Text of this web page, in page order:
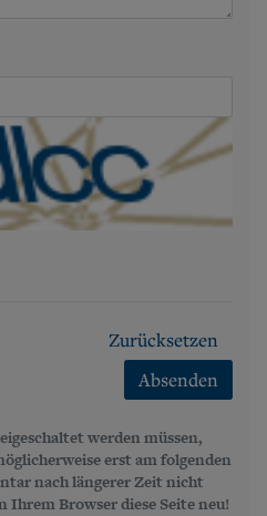
Zurücksetzen
Absenden
werden müssen,
erst am folgenden
nach längerer Zeit nicht
Ihrem Browser diese Seite neu!